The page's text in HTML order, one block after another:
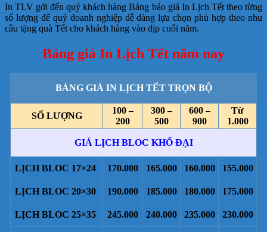
In TLV gởi đến quý khách hàng Bảng báo giá In Lịch Tết theo từng
số lượng để quý doanh nghiệp dễ dàng lựa chọn phù hợp theo nhu
cầu tặng quà Tết cho khách hàng vào dịp cuối năm.
Bảng giá In Lịch Tết năm nay
BẢNG GIÁ IN LỊCH TẾT TRỌN BỘ
SỐ LƯỢNG
100 –
200
300 –
500
600 –
900
Từ
1.000
GIÁ LỊCH BLOC KHỔ ĐẠI
LỊCH BLOC 17×24 170.000 165.000 160.000 155.000
LỊCH BLOC 20×30 190.000 185.000 180.000 175.000
LỊCH BLOC 25×35 245.000 240.000 235.000 230.000